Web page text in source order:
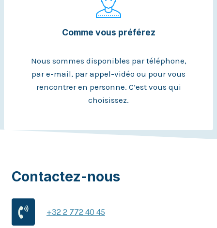
Comme vous préférez
Nous sommes disponibles par téléphone,
par e-mail, par appel-vidéo ou pour vous
rencontrer en personne. C’est vous qui
choisissez.
Contactez-nous
+32 2 772 40 45